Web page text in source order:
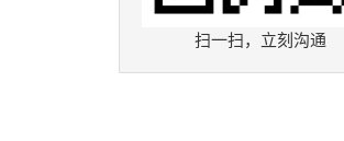
扫一扫，立刻沟通